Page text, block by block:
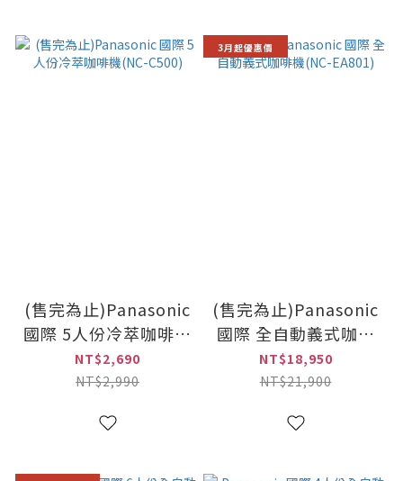
(售完為止)Panasonic
國際 5人份冷萃咖啡機
(NC-C500)
NT$2,690
NT$2,990
3月起優惠價
(售完為止)Panasonic
國際 全自動義式咖啡
機(NC-EA801)
NT$18,950
NT$21,900